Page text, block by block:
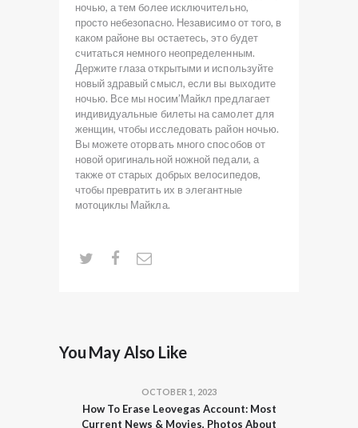
ночью, а тем более исключительно,
просто небезопасно. Независимо от того, в
каком районе вы остаетесь, это будет
считаться немного неопределенным.
Держите глаза открытыми и используйте
новый здравый смысл, если вы выходите
ночью. Все мы носим’Майкл предлагает
индивидуальные билеты на самолет для
женщин, чтобы исследовать район ночью.
Вы можете оторвать много способов от
новой оригинальной ножной педали, а
также от старых добрых велосипедов,
чтобы превратить их в элегантные
мотоциклы Майкла.
You May Also Like
OCTOBER 1, 2023
How To Erase Leovegas Account: Most
Current News & Movies, Photos About